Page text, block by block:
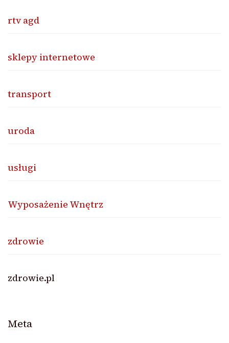
rtv agd
sklepy internetowe
transport
uroda
usługi
Wyposażenie Wnętrz
zdrowie
zdrowie.pl
Meta